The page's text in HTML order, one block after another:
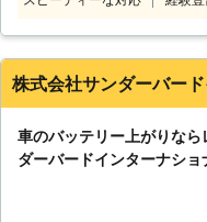
株式会社サンダーバー
車のバッテリー上がりな
ダーバードインターナショ